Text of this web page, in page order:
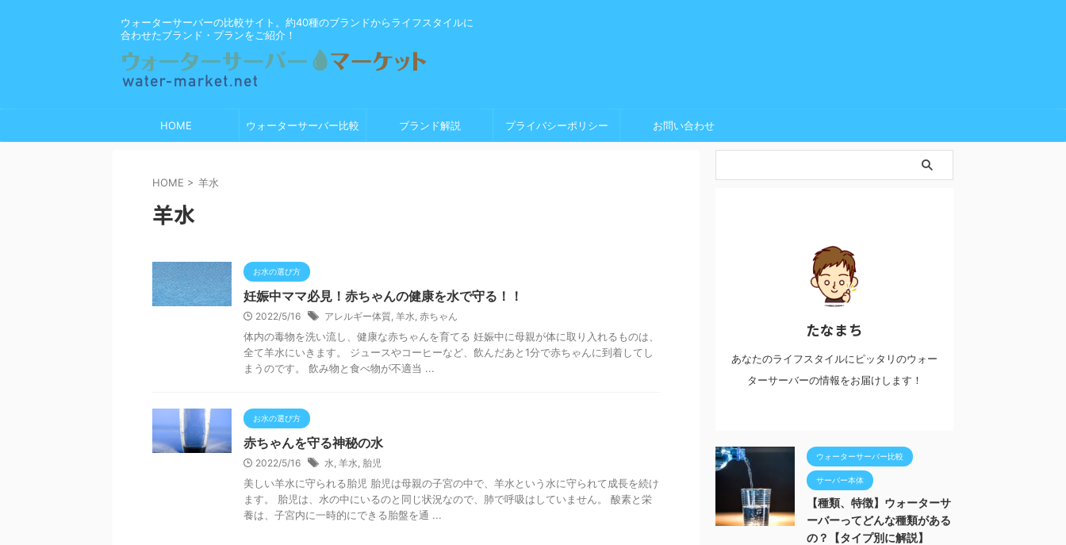
ウォーターサーバーの比較サイト。約40種のブランドからライフスタイルに
合わせたブランド・プランをご紹介！
HOME ウォーターサーバー比較 ブランド解説 プライバシーポリシー お問い合わせ
HOME > 羊水
羊水
お水の選び方
妊娠中ママ必見！赤ちゃんの健康を水で守る！！
2022/5/16 アレルギー体質, 羊水, 赤ちゃん
体内の毒物を洗い流し、健康な赤ちゃんを育てる 妊娠中に母親が体に取り入れるものは、
全て羊水にいきます。 ジュースやコーヒーなど、飲んだあと1分で赤ちゃんに到着してし
まうのです。 飲み物と食べ物が不適当 ...
お水の選び方
赤ちゃんを守る神秘の水
2022/5/16 水, 羊水, 胎児
美しい羊水に守られる胎児 胎児は母親の子宮の中で、羊水という水に守られて成長を続け
ます。 胎児は、水の中にいるのと同じ状況なので、肺で呼吸はしていません。 酸素と栄
養は、子宮内に一時的にできる胎盤を通 ...
たなまち
あなたのライフスタイルにピッタリのウォー
ターサーバーの情報をお届けします！
ウォーターサーバー比較
サーバー本体
【種類、特徴】ウォーターサ
ーバーってどんな種類がある
の？【タイプ別に解説】